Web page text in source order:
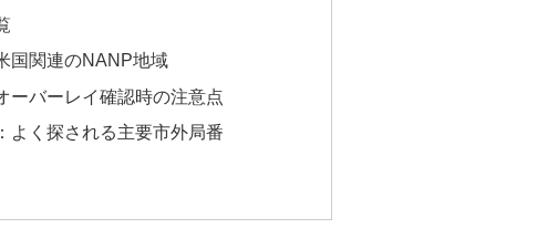
国関連のNANP地域
ーバーレイ確認時の注意点
よく探される主要市外局番